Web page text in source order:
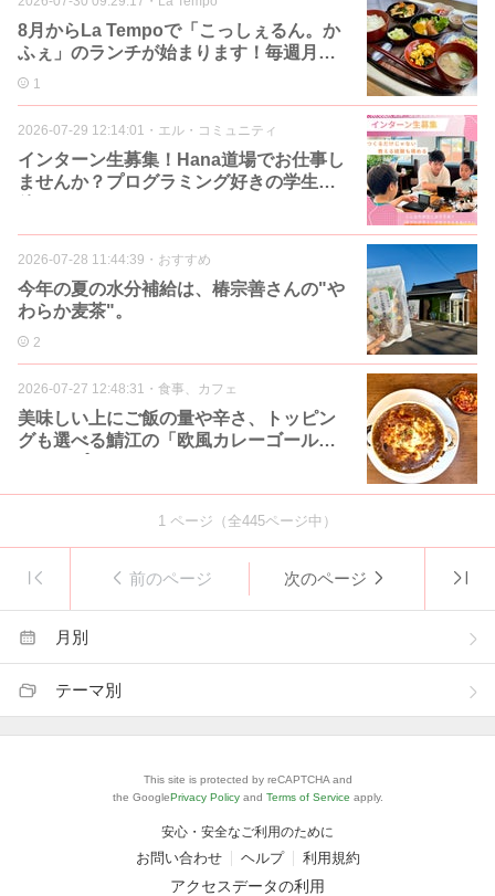
8月からLa Tempoで「こっしぇるん。か
ふぇ」のランチが始まります！毎週月曜
日！
1
2026-07-29 12:14:01 ・ エル・コミュニティ
インターン生募集！Hana道場でお仕事し
ませんか？プログラミング好きの学生お
2026-07-28 11:44:39 ・ おすすめ
今年の夏の水分補給は、椿宗善さんの"や
わらか麦茶"。
2
2026-07-27 12:48:31 ・ 食事、カフェ
美味しい上にご飯の量や辛さ、トッピン
グも選べる鯖江の「欧風カレーゴールデ
1 ページ（全445ページ中）
前のページ 次のページ
月別
テーマ別
This site is protected by reCAPTCHA and
the GooglePrivacy Policy and Terms of Service apply.
安心・安全なご利用のために
お問い合わせ ヘルプ 利用規約
アクセスデータの利用